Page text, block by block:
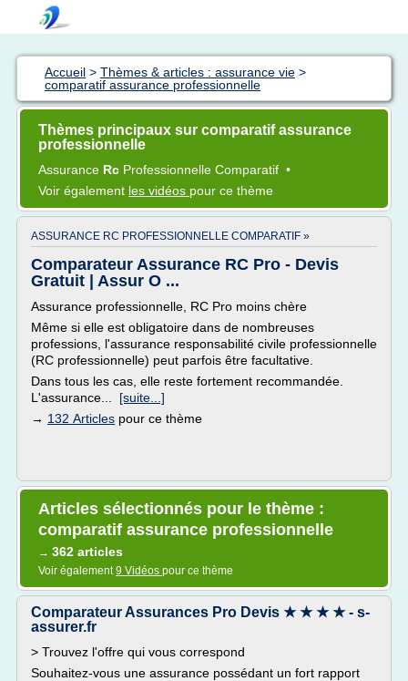
Accueil > Thèmes & articles : assurance vie >
comparatif assurance professionnelle
Thèmes principaux sur comparatif assurance
professionnelle
Assurance Rc Professionnelle Comparatif •
Voir également les vidéos pour ce thème
ASSURANCE RC PROFESSIONNELLE COMPARATIF »
Comparateur Assurance RC Pro - Devis
Gratuit | Assur O ...
Assurance professionnelle, RC Pro moins chère
Même si elle est obligatoire dans de nombreuses
professions, l'assurance responsabilité civile professionnelle
(RC professionnelle) peut parfois être facultative.
Dans tous les cas, elle reste fortement recommandée.
L'assurance... [suite...]
→ 132 Articles pour ce thème
Articles sélectionnés pour le thème :
comparatif assurance professionnelle
→ 362 articles
Voir également9 Vidéos pour ce thème
Comparateur Assurances Pro Devis ★ ★ ★ ★ - s-
assurer.fr
> Trouvez l'offre qui vous correspond
Souhaitez-vous une assurance possédant un fort rapport